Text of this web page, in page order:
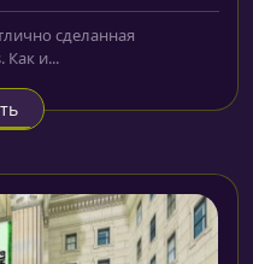
сделанная
Как и...